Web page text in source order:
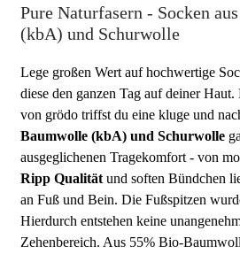
Pure Naturfasern - Socken
(kbA) und Schurwolle
Lege großen Wert auf hochwertige
diese den ganzen Tag auf deiner Haut.
von grödo triffst du eine kluge und
Baumwolle (kbA) und Schurwolle
ausgeglichenen Tragekomfort - von
Ripp Qualität und soften Bündchen
an Fuß und Bein. Die Fußspitzen
Hierdurch entstehen keine
Zehenbereich. Aus 55% Bio-